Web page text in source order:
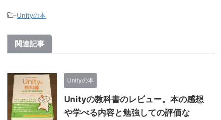
-Unityの本
関連記事
Unityの本
Unityの教科書のレビュー。本の感想
や学べる内容と勉強しての評価な